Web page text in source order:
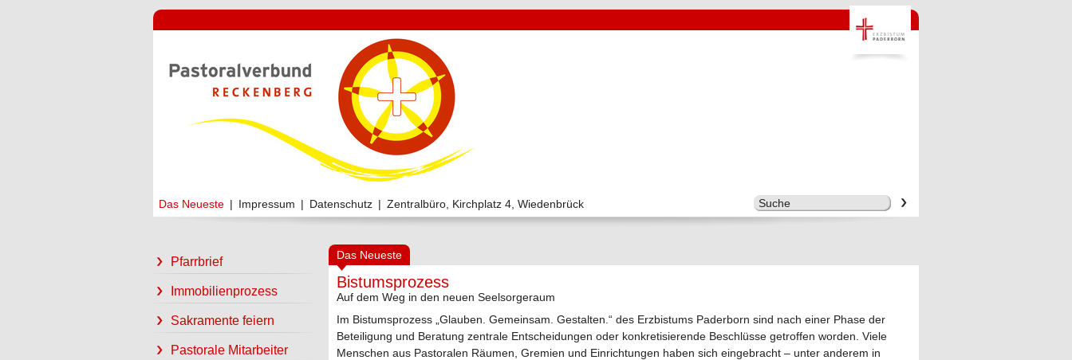
Das Neueste | Impressum | Datenschutz | Zentralbüro, Kirchplatz 4, Wiedenbrück
Pfarrbrief
Immobilienprozess
Sakramente feiern
Pastorale Mitarbeiter
Das Neueste
Bistumsprozess
Auf dem Weg in den neuen Seelsorgeraum
Im Bistumsprozess „Glauben. Gemeinsam. Gestalten.“ des Erzbistums Paderborn sind nach einer Phase der
Beteiligung und Beratung zentrale Entscheidungen oder konkretisierende Beschlüsse getroffen worden. Viele
Menschen aus Pastoralen Räumen, Gremien und Einrichtungen haben sich eingebracht – unter anderem in